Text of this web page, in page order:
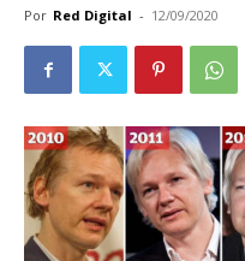
Por Red Digital - 12/09/2020